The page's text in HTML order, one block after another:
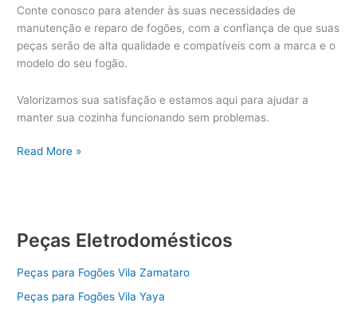
Conte conosco para atender às suas necessidades de
manutenção e reparo de fogões, com a confiança de que suas
peças serão de alta qualidade e compatíveis com a marca e o
modelo do seu fogão.
Valorizamos sua satisfação e estamos aqui para ajudar a
manter sua cozinha funcionando sem problemas.
Peças
Read More »
Peças Eletrodomésticos
Peças para Fogões Vila Zamataro
Peças para Fogões Vila Yaya